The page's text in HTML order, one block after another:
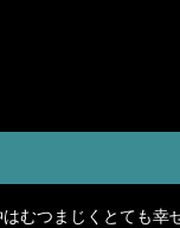
むつまじくとても幸